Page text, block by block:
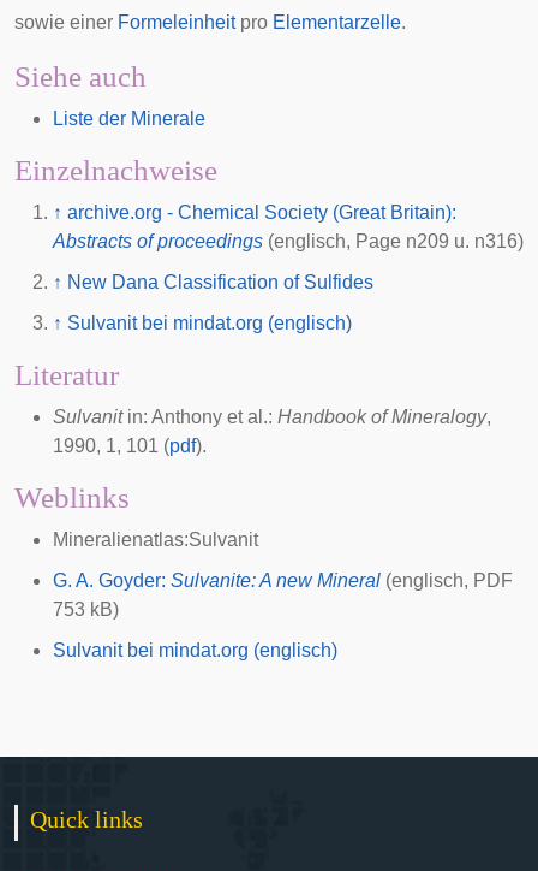
sowie einer Formeleinheitpro Elementarzelle.
Siehe auch
Liste der Minerale
Einzelnachweise
↑ archive.org - Chemical Society (Great Britain):
Abstracts of proceedings (englisch, Page n209 u. n316)
↑ New Dana Classification of Sulfides
↑ Sulvanit bei mindat.org (englisch)
Literatur
Sulvanitin: Anthony et al.: Handbook of Mineralogy,
1990, 1, 101 (pdf).
Weblinks
Mineralienatlas:Sulvanit
G. A. Goyder: Sulvanite: A new Mineral (englisch, PDF
753 kB)
Sulvanit bei mindat.org (englisch)
Quick links